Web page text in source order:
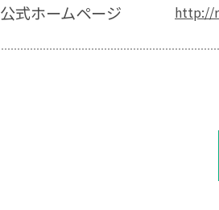
公式ホームページ http://